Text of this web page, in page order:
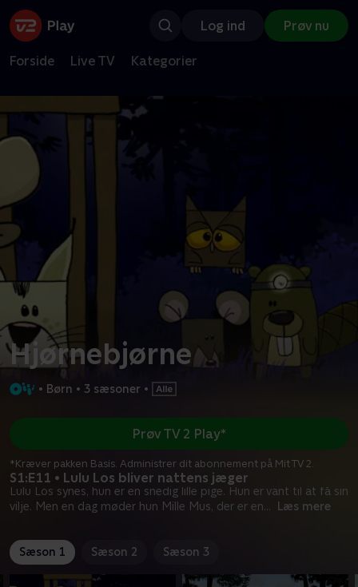
Log ind Prøv nu
Forside Live TV Kategorier
Hjørnebjørne
• Børn • 3 sæsoner •
S1:E11 • Lulu Los bliver nattens jæger
Lulu Los synes, hun er en snedig lille pige. Hun er vant til at få sin
vilje. Men en dag møder hun Mille Mus, der er en... Læs mere
Prøv TV 2 Play*
*Kræver pakken Basis. Administrer dit abonnement på Mit TV 2.
Sæson 1 Sæson 2 Sæson 3